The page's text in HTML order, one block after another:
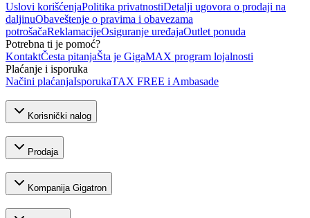
Uslovi korišćenjaPolitika privatnostiDetalji ugovora o prodaji na
daljinuObaveštenje o pravima i obavezama
potrošačaReklamacijeOsiguranje uređajaOutlet ponuda
Potrebna ti je pomoć?
KontaktČesta pitanjaŠta je GigaMAX program lojalnosti
Plaćanje i isporuka
Načini plaćanjaIsporukaTAX FREE i Ambasade
Korisnički nalog
Prodaja
Kompanija Gigatron